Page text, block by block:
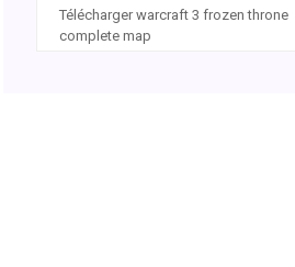
Télécharger warcraft 3 frozen throne
complete map